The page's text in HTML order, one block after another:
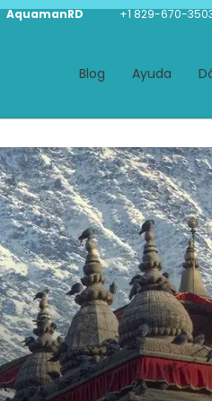
AquamanRD +1 829-670-
Blog Ayuda